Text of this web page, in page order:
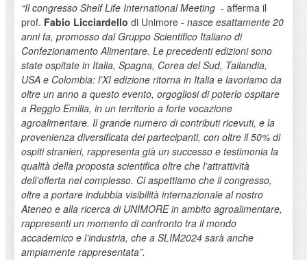
“Il congresso Shelf Life International Meeting - afferma il
prof. Fabio Licciardello di Unimore - nasce esattamente 20
anni fa, promosso dal Gruppo Scientifico Italiano di
Confezionamento Alimentare. Le precedenti edizioni sono
state ospitate in Italia, Spagna, Corea del Sud, Tailandia,
USA e Colombia: l’XI edizione ritorna in Italia e lavoriamo da
oltre un anno a questo evento, orgogliosi di poterlo ospitare
a Reggio Emilia, in un territorio a forte vocazione
agroalimentare. Il grande numero di contributi ricevuti, e la
provenienza diversificata dei partecipanti, con oltre il 50% di
ospiti stranieri, rappresenta già un successo e testimonia la
qualità della proposta scientifica oltre che l’attrattività
dell’offerta nel complesso. Ci aspettiamo che il congresso,
oltre a portare indubbia visibilità internazionale al nostro
Ateneo e alla ricerca di UNIMORE in ambito agroalimentare,
rappresenti un momento di confronto tra il mondo
accademico e l’industria, che a SLIM2024 sarà anche
ampiamente rappresentata”.